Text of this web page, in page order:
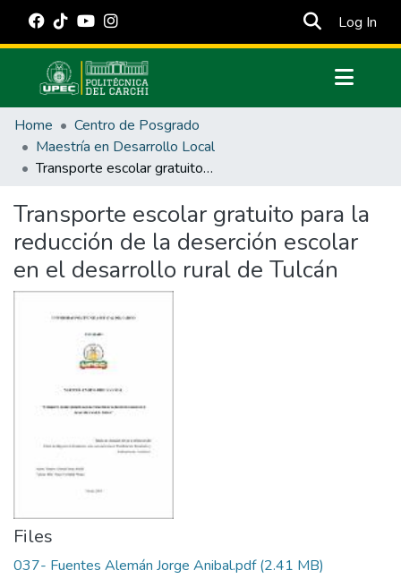
Log In
Communities & Collections
All of DSpace
Statistics
Estadísticas Externas
Manuales
Home
Centro de Posgrado
Maestría en Desarrollo Local
Transporte escolar gratuito para la reducción de la deserción escolar en el desarrollo rural de Tulcán
Transporte escolar gratuito para la
reducción de la deserción escolar
en el desarrollo rural de Tulcán
Files
037- Fuentes Alemán Jorge Anibal.pdf(2.41 MB)